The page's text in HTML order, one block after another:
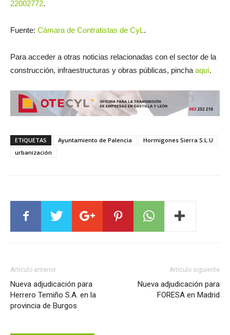
22002772.
Fuente: Cámara de Contratistas de CyL.
Para acceder a otras noticias relacionadas con el sector de la
construcción, infraestructuras y obras públicas, pincha aquí.
ETIQUETAS Ayuntamiento de Palencia
Hormigones Sierra S.L.U
urbanización
Artículo anterior
Nueva adjudicación para
Herrero Temiño S.A. en la
provincia de Burgos
Artículo siguiente
Nueva adjudicación para
FORESA en Madrid